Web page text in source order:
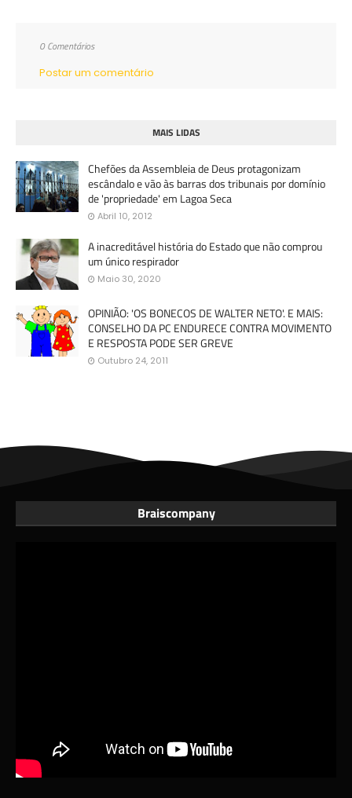
0 Comentários
Postar um comentário
MAIS LIDAS
Chefões da Assembleia de Deus protagonizam
escândalo e vão às barras dos tribunais por domínio
de 'propriedade' em Lagoa Seca
Abril 10, 2012
A inacreditável história do Estado que não comprou
um único respirador
Maio 30, 2020
OPINIÃO: 'OS BONECOS DE WALTER NETO'. E MAIS:
CONSELHO DA PC ENDURECE CONTRA MOVIMENTO
E RESPOSTA PODE SER GREVE
Outubro 24, 2011
Braiscompany